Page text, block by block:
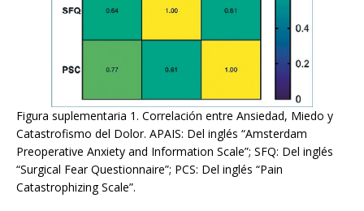
Figura suplementaria 1. Correlación entre Ansiedad, Miedo y
Catastrofismo del Dolor. APAIS: Del inglés “Amsterdam
Preoperative Anxiety and Information Scale”; SFQ: Del inglés
“Surgical Fear Questionnaire”; PCS: Del inglés “Pain
Catastrophizing Scale”.